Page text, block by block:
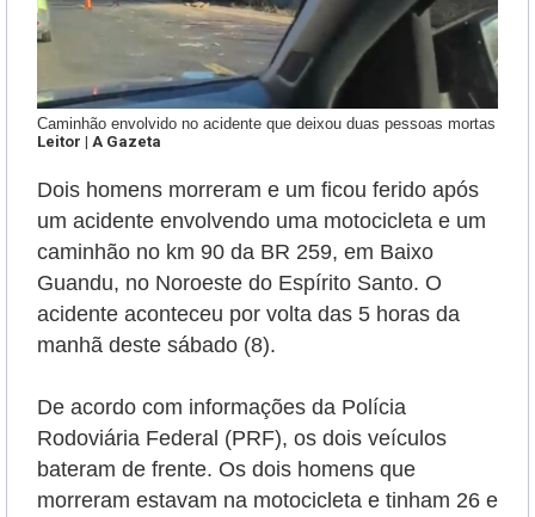
Caminhão envolvido no acidente que deixou duas pessoas mortas
Leitor | A Gazeta
Dois homens morreram e um ficou ferido após
um acidente envolvendo uma motocicleta e um
caminhão no km 90 da BR 259, em Baixo
Guandu, no Noroeste do Espírito Santo. O
acidente aconteceu por volta das 5 horas da
manhã deste sábado (8).
De acordo com informações da Polícia
Rodoviária Federal (PRF), os dois veículos
bateram de frente. Os dois homens que
morreram estavam na motocicleta e tinham 26 e